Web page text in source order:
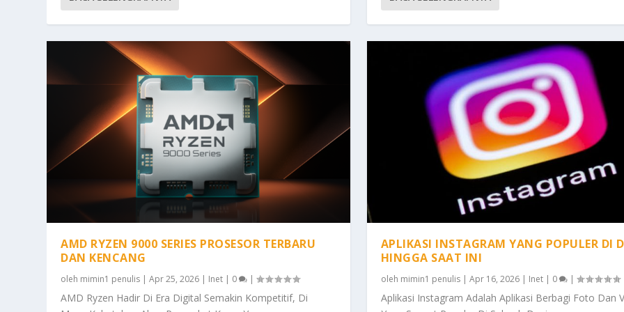
AMD RYZEN 9000 SERIES PROSESOR TERBARU
DAN KENCANG
oleh mimin1 penulis |Apr 25, 2026 | Inet | 0 |
AMD Ryzen Hadir Di Era Digital Semakin Kompetitif, Di
APLIKASI INSTAGRAM YANG POPULER DI
HINGGA SAAT INI
oleh mimin1 penulis| Apr 16, 2026| Inet| 0 |
Aplikasi Instagram Adalah Aplikasi Berbagi Foto Dan